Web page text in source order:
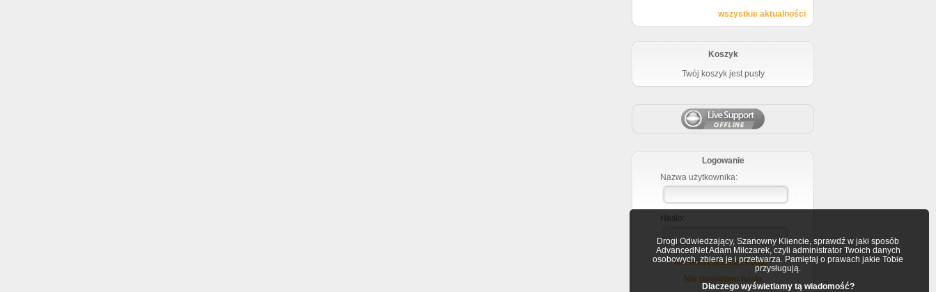
Drogi Odwiedzający, Szanowny Kliencie, sprawdź w jaki sposób
AdvancedNet Adam Milczarek, czyli administrator Twoich danych
osobowych, zbiera je i przetwarza. Pamiętaj o prawach jakie Tobie
przysługują.
Dlaczego wyświetlamy tą wiadomość?
wszystkie aktualności
Koszyk
Twój koszyk jest pusty
Logowanie
Nazwa użytkownika:
Hasło:
Nie masz jeszcze konta?
Nie pamiętam hasla